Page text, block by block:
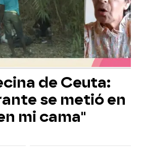
de Ceuta:
se metió en
mi cama"